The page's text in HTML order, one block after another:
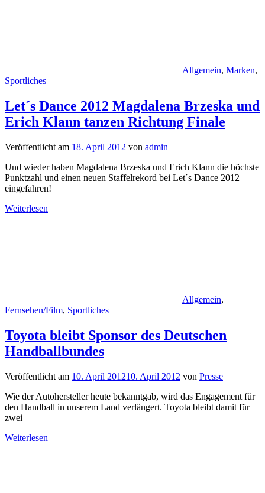
Allgemein, Marken,
Sportliches
Let´s Dance 2012 Magdalena Brzeska und
Erich Klann tanzen Richtung Finale
Veröffentlicht am 18. April 2012 von admin
Und wieder haben Magdalena Brzeska und Erich Klann die höchste
Punktzahl und einen neuen Staffelrekord bei Let´s Dance 2012
eingefahren!
Weiterlesen
Allgemein,
Fernsehen/Film, Sportliches
Toyota bleibt Sponsor des Deutschen
Handballbundes
Veröffentlicht am 10. April 201210. April 2012 von Presse
Wie der Autohersteller heute bekanntgab, wird das Engagement für
den Handball in unserem Land verlängert. Toyota bleibt damit für
zwei
Weiterlesen